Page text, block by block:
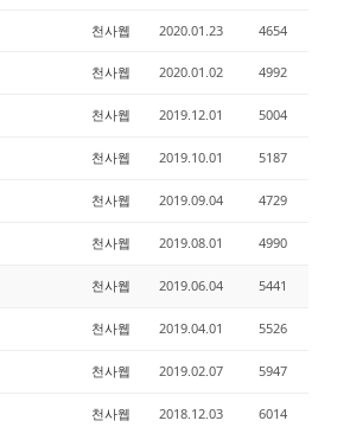
천사웹 2020.01.23 4654
천사웹 2020.01.02 4992
천사웹 2019.12.01 5004
천사웹 2019.10.01 5187
천사웹 2019.09.04 4729
천사웹 2019.08.01 4990
천사웹 2019.06.04 5441
천사웹 2019.04.01 5526
천사웹 2019.02.07 5947
천사웹 2018.12.03 6014